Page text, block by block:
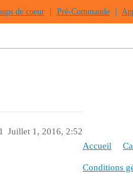
de coeur Pré-Commande
Juillet 1, 2016, 2:52
Accueil
Conditions